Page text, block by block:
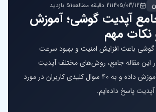
1405/03/1221 دقیقه مطالعه 51 بازدید
آپدیت گوشی؛ آموزش
نکات مهم
گوشی باعث افزایش امنیت و بهبود سرعت
این مقاله جامع، روش‌های مختلف آپدیت
اندروید و iOS را آموزش داده و به ۴۰ سوال کلیدی کاربران در مورد
پاسخ داده‌ایم.